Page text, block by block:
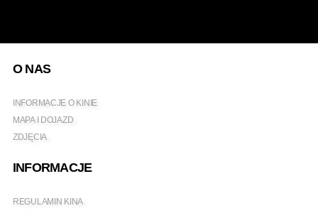
O NAS
INFORMACJE O KINIE
MAPA I DOJAZD
ZDJĘCIA
INFORMACJE
REGULAMIN KINA